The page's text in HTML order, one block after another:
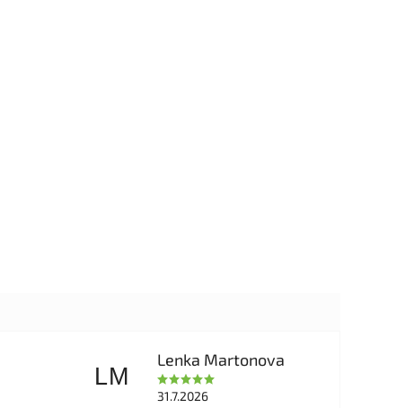
LM
Lenka Martonova
31.7.2026